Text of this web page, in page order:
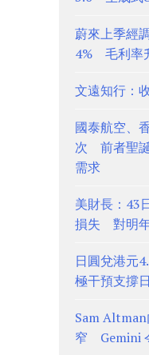
蔚來上季經
4% 毛利率
文遠知行：
國泰航空、
次 前者聖
需求
美財長：43
損失 對明
日圓兌港元
極干預支撐
Sam
窄 Gemini